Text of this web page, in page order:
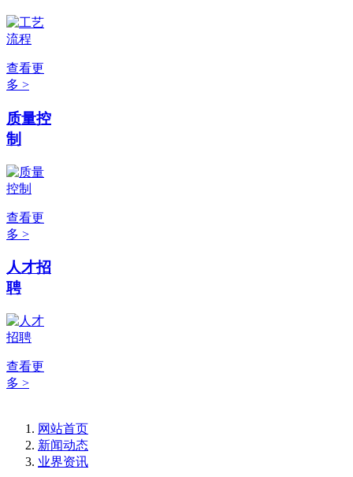
查看更
多 >
质量控
制
查看更
多 >
人才招
聘
查看更
多 >
网站首页
新闻动态
业界资讯